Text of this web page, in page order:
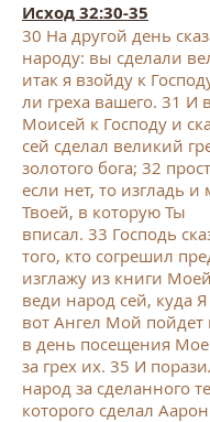
Исход 32:30-35
30 На другой день
народу: вы сделали
итак я взойду к
ли греха вашего. 31 И
Моисей к Господу и
сей сделал великий
золотого бога; 32
если нет, то изгладь
Твоей, в которую Ты
вписал. 33 Господь
того, кто согрешил
изглажу из книги
веди народ сей, куда Я
вот Ангел Мой пойдет
в день посещения
за грех их. 35 И
народ за сделанного
которого сделал